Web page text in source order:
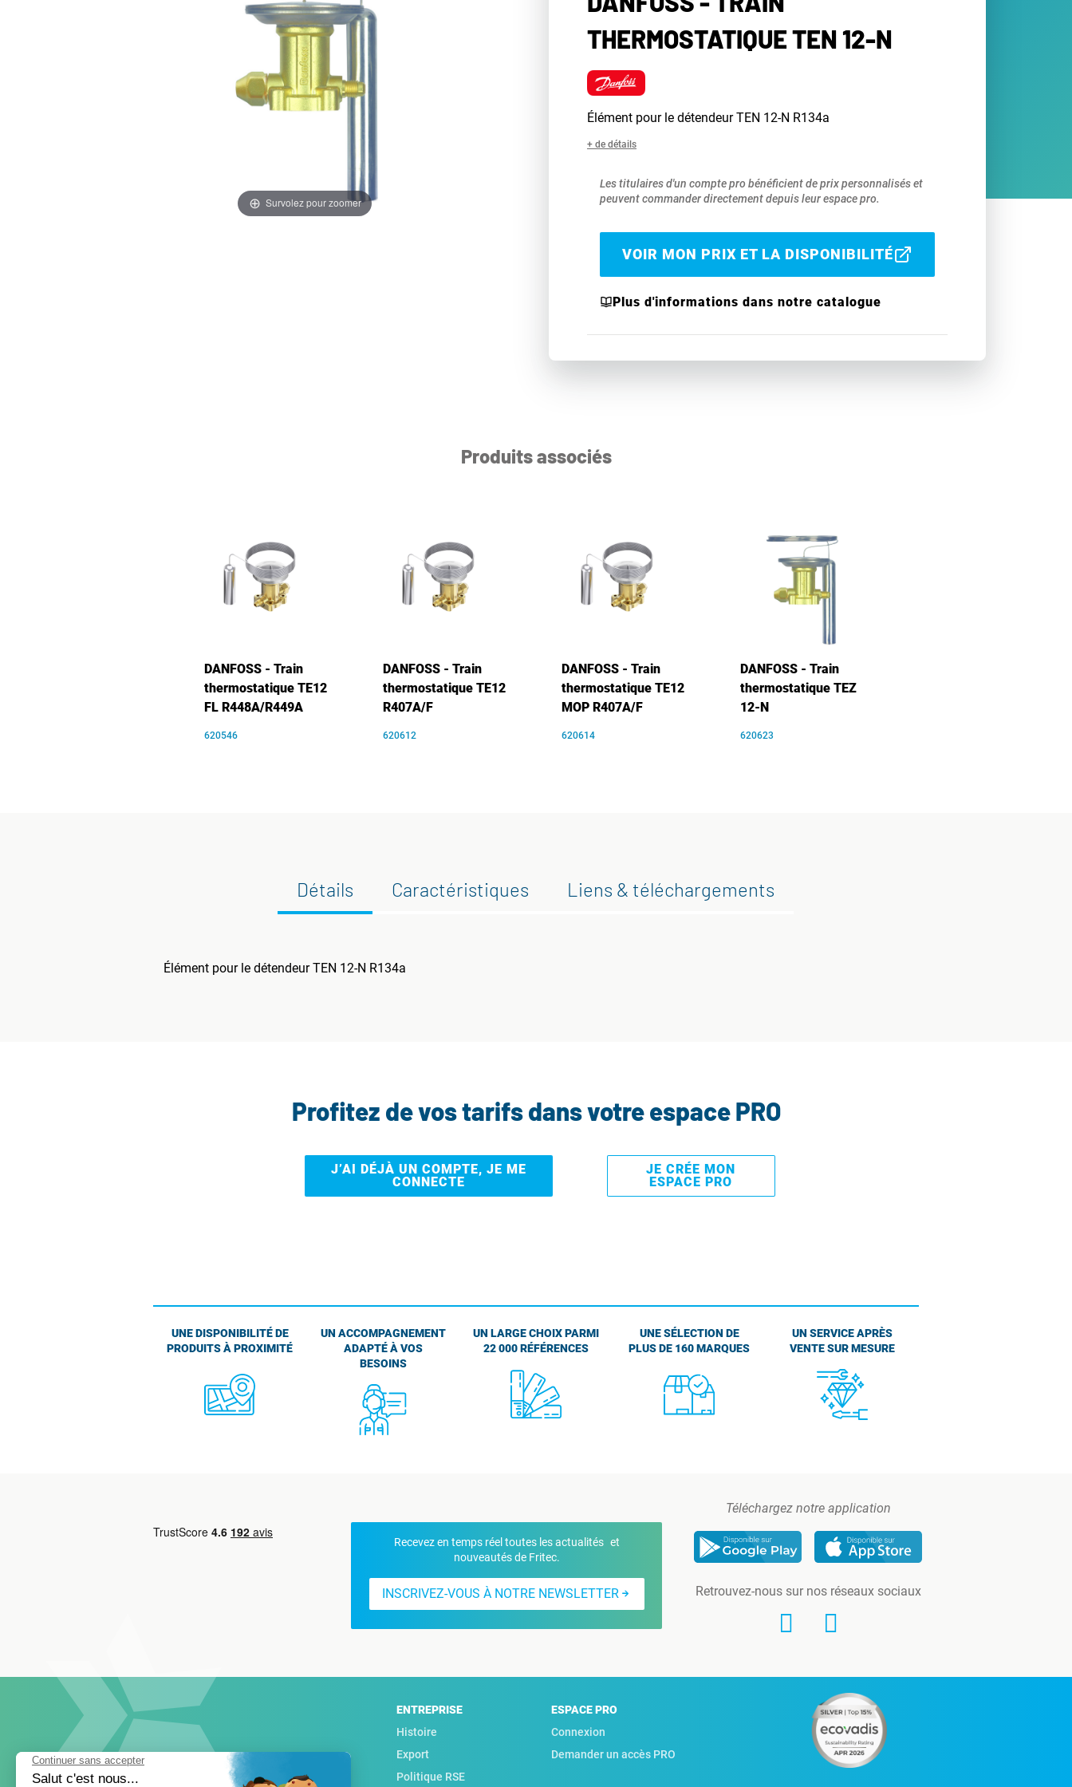
Survolez pour zoomer
THERMOSTATIQUE TEN 12-N
Élément pour le détendeur TEN 12-N R134a
+ de détails
Les titulaires d'un compte pro bénéficient de prix personnalisés et
peuvent commander directement depuis leur espace pro.
VOIR MON PRIX ET LA DISPONIBILITÉ
Plus d'informations dans notre catalogue
Produits associés
DANFOSS - Train
thermostatique TE12
FL R448A/R449A
620546
DANFOSS - Train
thermostatique TE12
R407A/F
620612
DANFOSS - Train
thermostatique TE12
MOP R407A/F
620614
DANFOSS - Train
thermostatique TEZ
12-N
620623
Détails Caractéristiques Liens & téléchargements
Élément pour le détendeur TEN 12-N R134a
Profitez de vos tarifs dans votre espace PRO
J’AI DÉJÀ UN COMPTE, JE ME
CONNECTE
JE CRÉE MON
ESPACE PRO
UNE DISPONIBILITÉ DE
PRODUITS À PROXIMITÉ
UN ACCOMPAGNEMENT
ADAPTÉ À VOS
BESOINS
UN LARGE CHOIX PARMI
22 000 RÉFÉRENCES
UNE SÉLECTION DE
PLUS DE 160 MARQUES
UN SERVICE APRÈS
VENTE SUR MESURE
Recevez en temps réel toutes les actualités et
nouveautés de Fritec.
INSCRIVEZ-VOUS À NOTRE NEWSLETTER
Téléchargez notre application
Retrouvez-nous sur nos réseaux sociaux
ENTREPRISE
Histoire
Export
Politique RSE
ESPACE PRO
Connexion
Demander un accès PRO